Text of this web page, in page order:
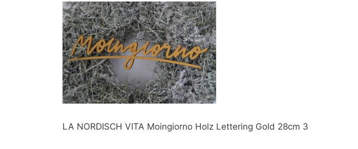
LA NORDISCH VITA Moingiorno Holz Lettering Gold 28cm 3